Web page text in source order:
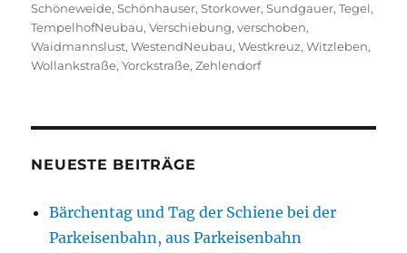
Schöneweide,Schönhauser,Storkower,Sundgauer,Tegel,
TempelhofNeubau,Verschiebung,verschoben,
Waidmannslust,WestendNeubau,Westkreuz,Witzleben,
Wollankstraße,Yorckstraße,Zehlendorf
NEUESTE BEITRÄGE
Bärchentag und Tag der Schiene bei der
Parkeisenbahn, aus Parkeisenbahn